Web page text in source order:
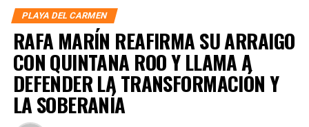
PLAYA DEL CARMEN
RAFA MARÍN REAFIRMA SU ARRAIGO
CON QUINTANA ROO Y LLAMA A
DEFENDER LA TRANSFORMACIÓN Y
LA SOBERANÍA